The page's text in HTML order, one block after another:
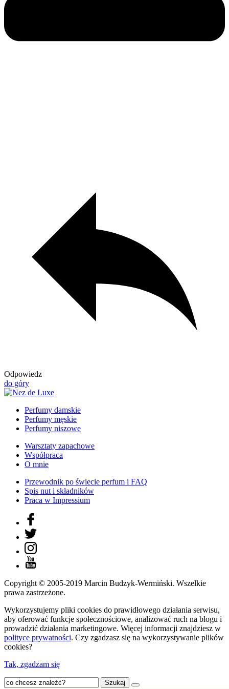
Odpowiedz
do góry
Perfumy damskie
Perfumy męskie
Perfumy niszowe
Warsztaty zapachowe
Współpraca
O mnie
Przewodnik po świecie perfum i FAQ
Spis nut i składników
Praca w Impressium
Copyright © 2005-2019 Marcin Budzyk-Wermiński. Wszelkie
prawa zastrzeżone.
Wykorzystujemy pliki cookies do prawidłowego działania serwisu,
aby oferować funkcje społecznościowe, analizować ruch na blogu i
prowadzić działania marketingowe. Więcej informacji znajdziesz w
polityce prywatności. Czy zgadzasz się na wykorzystywanie plików
cookies?
Tak, zgadzam się
Szukaj